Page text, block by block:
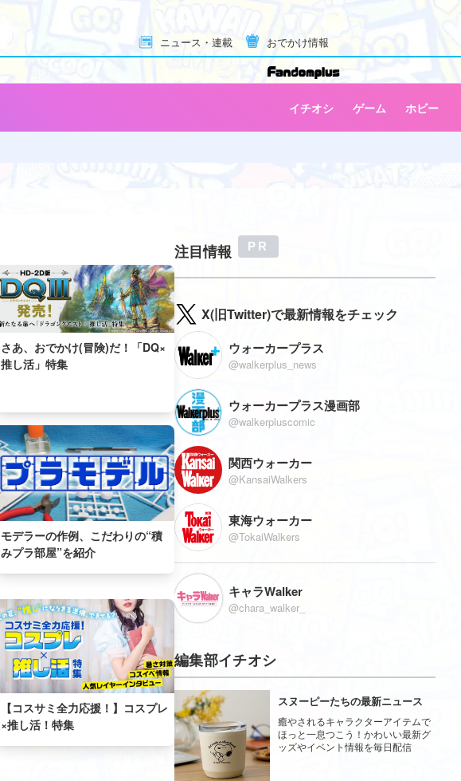
ニュース・連載 おでかけ情報
イチオシ ゲーム ホビー
さあ、おでかけ(冒険)だ！「DQ×
推し活」特集
モデラーの作例、こだわりの“積
みプラ部屋”を紹介
【コスサミ全力応援！】コスプレ
×推し活！特集
注目情報
X(旧Twitter)で最新情報をチェック
ウォーカープラス
@walkerplus_news
ウォーカープラス漫画部
@walkerpluscomic
関西ウォーカー
@KansaiWalkers
東海ウォーカー
@TokaiWalkers
キャラWalker
@chara_walker_
編集部イチオシ
スヌーピーたちの最新ニュース
癒やされるキャラクターアイテムで
ほっと一息つこう！かわいい最新グ
ッズやイベント情報を毎日配信